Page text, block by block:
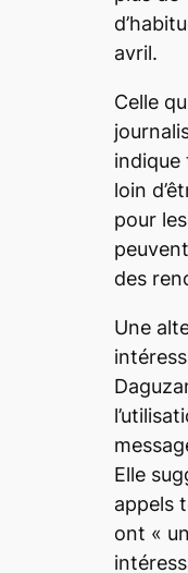
avril.
Celle
indique
loin
pour
des
Une
Elle
appels
ont «